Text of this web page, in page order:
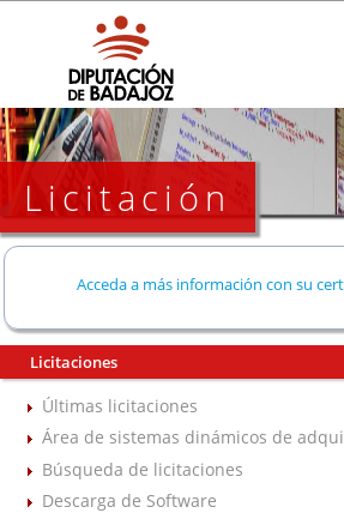
Licitación
Acceda a más información con su
Licitaciones
Últimas licitaciones
Área de sistemas dinámicos de
Búsqueda de licitaciones
Descarga de Software